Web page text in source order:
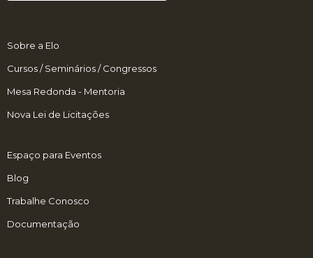
Sobre a Elo
Cursos / Seminários / Congressos
Mesa Redonda - Mentoria
Nova Lei de Licitações
Espaço para Eventos
Blog
Trabalhe Conosco
Documentação